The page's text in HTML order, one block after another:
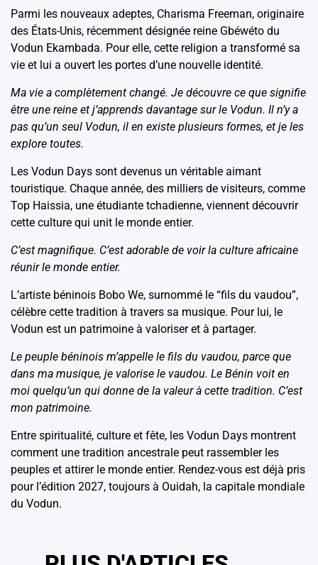
Parmi les nouveaux adeptes, Charisma Freeman, originaire
des États-Unis, récemment désignée reine Gbéwéto du
Vodun Ekambada. Pour elle, cette religion a transformé sa
vie et lui a ouvert les portes d’une nouvelle identité.
Ma vie a complètement changé. Je découvre ce que signifie
être une reine et j’apprends davantage sur le Vodun. Il n’y a
pas qu’un seul Vodun, il en existe plusieurs formes, et je les
explore toutes.
Les Vodun Days sont devenus un véritable aimant
touristique. Chaque année, des milliers de visiteurs, comme
Top Haissia, une étudiante tchadienne, viennent découvrir
cette culture qui unit le monde entier.
C’est magnifique. C’est adorable de voir la culture africaine
réunir le monde entier.
L’artiste béninois Bobo We, surnommé le “fils du vaudou”,
célèbre cette tradition à travers sa musique. Pour lui, le
Vodun est un patrimoine à valoriser et à partager.
Le peuple béninois m’appelle le fils du vaudou, parce que
dans ma musique, je valorise le vaudou. Le Bénin voit en
moi quelqu’un qui donne de la valeur à cette tradition. C’est
mon patrimoine.
Entre spiritualité, culture et fête, les Vodun Days montrent
comment une tradition ancestrale peut rassembler les
peuples et attirer le monde entier. Rendez-vous est déjà pris
pour l’édition 2027, toujours à Ouidah, la capitale mondiale
du Vodun.